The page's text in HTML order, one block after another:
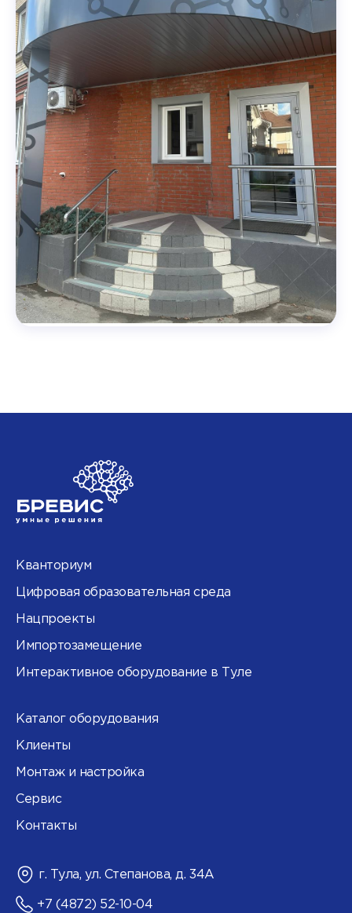
Кванториум
Цифровая образовательная среда
Нацпроекты
Импортозамещение
Интерактивное оборудование в Туле
Каталог оборудования
Клиенты
Монтаж и настройка
Сервис
Контакты
г. Тула, ул. Степанова, д. 34А
+7 (4872) 52-10-04